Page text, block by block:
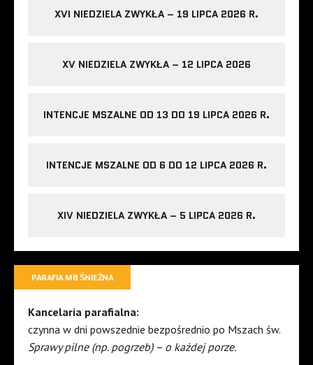
XVI NIEDZIELA ZWYKŁA – 19 LIPCA 2026 R.
XV NIEDZIELA ZWYKŁA – 12 LIPCA 2026
INTENCJE MSZALNE OD 13 DO 19 LIPCA 2026 R.
INTENCJE MSZALNE OD 6 DO 12 LIPCA 2026 R.
XIV NIEDZIELA ZWYKŁA – 5 LIPCA 2026 R.
PARAFIA MB ŚNIEŻNA
Kancelaria parafialna:
czynna w dni powszednie bezpośrednio po Mszach św.
Sprawy pilne (np. pogrzeb) – o każdej porze.